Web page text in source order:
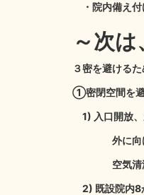
・院内備え付
～次
３密を避ける
①密閉空間を避
1) 入口開放
外に向けた
空気清浄
2) 既設院内8